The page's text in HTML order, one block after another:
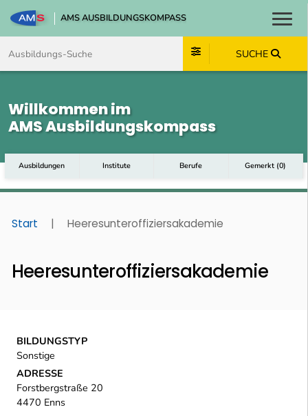
AMS AUSBILDUNGSKOMPASS
SUCHE
Willkommen im
AMS Ausbildungskompass
Ausbildungen Institute Berufe Gemerkt (0)
Start | Heeresunteroffiziersakademie
Heeresunteroffiziersakademie
BILDUNGSTYP
Sonstige
ADRESSE
Forstbergstraße 20
4470 Enns